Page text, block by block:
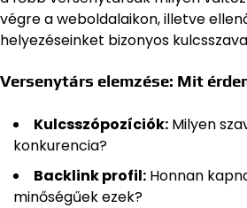
végre a weboldalaikon, illetve
helyezéseinket bizonyos
Versenytárs elemzése: Mit
Kulcsszópozíciók: Milyen
konkurencia?
Backlink profil: Honnan
minőségűek ezek?